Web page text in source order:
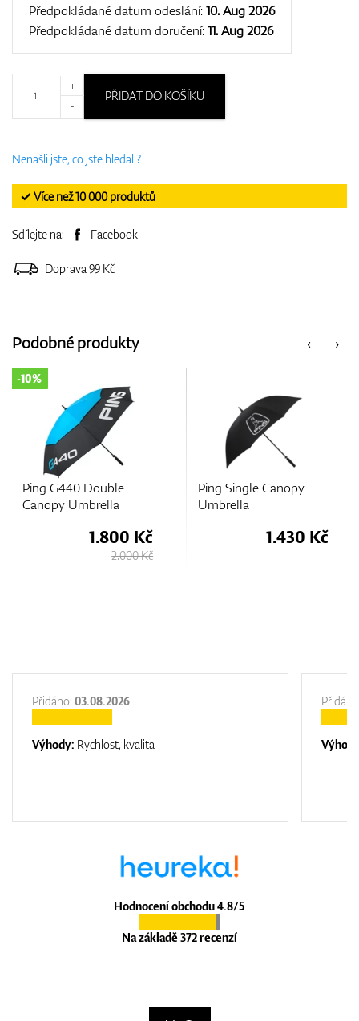
Předpokládané datum odeslání:10. Aug 2026
Předpokládané datum doručení:11. Aug 2026
+
-
PŘIDAT DO KOŠÍKU
Nenašli jste, co jste hledali?
✓ Více než 10 000 produktů
Sdílejte na: Facebook
Doprava 99 Kč
‹
Podobné produkty ›
Ping G440 Double
Canopy Umbrella
-10%
1.800 Kč
2.000 Kč
Ping Single Canopy
Umbrella
1.430 Kč
Hodnocení obchodu 4.8/5
Na základě 372 recenzí
Přidáno: 03.08.2026
Výhody: Rychlost, kvalita